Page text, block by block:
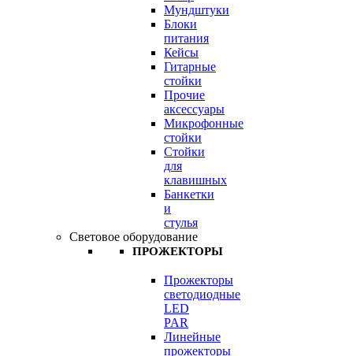
Мундштуки
Блоки
питания
Кейсы
Гитарные
стойки
Прочие
аксессуары
Микрофонные
стойки
Стойки
для
клавишных
Банкетки
и
стулья
Световое оборудование
ПРОЖЕКТОРЫ
Прожекторы
светодиодные
LED
PAR
Линейные
прожекторы